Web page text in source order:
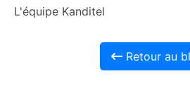
L'équipe Kanditel
Retour au